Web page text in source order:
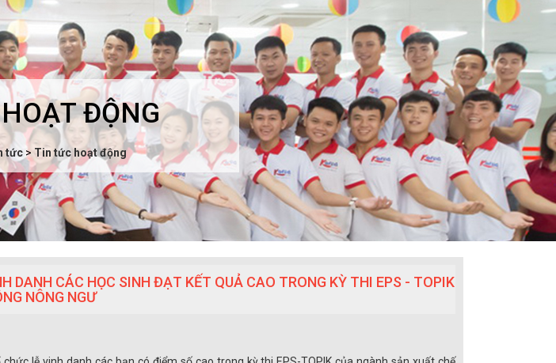
ĐỘNG
tức > Tin tức hoạt động
DANH CÁC HỌC SINH ĐẠT KẾT QUẢ CAO TRONG KỲ THI EPS - TOPIK
NÔNG NGƯ